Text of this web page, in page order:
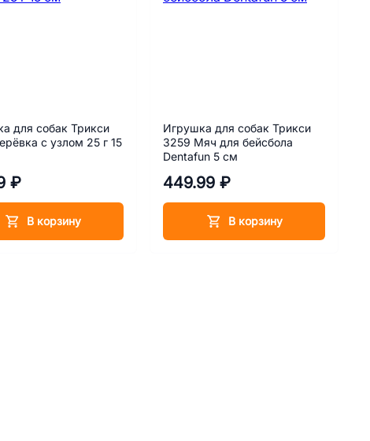
для собак Трикси
с узлом 25 г 15
₽
В корзину
Игрушка для собак Трикси
3259 Мяч для бейсбола
Dentafun 5 см
449.99 ₽
В корзину